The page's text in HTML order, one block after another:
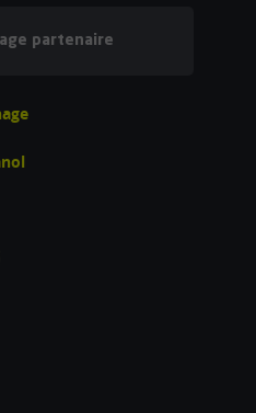
partenaire